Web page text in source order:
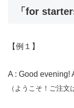
「for
【例１】
A : Good evening!
（ようこそ！ご注文